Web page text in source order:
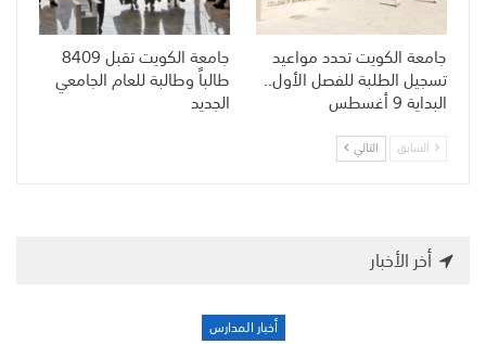
جامعة الكويت تحدد مواعيد
تسجيل الطلبة للفصل الأول..
البداية 9 أغسطس
جامعة الكويت تقبل 8409
طالباً وطالبة للعام الجامعي
الجديد
السابق التالي
أخر الأخبار
أخبار المدارس